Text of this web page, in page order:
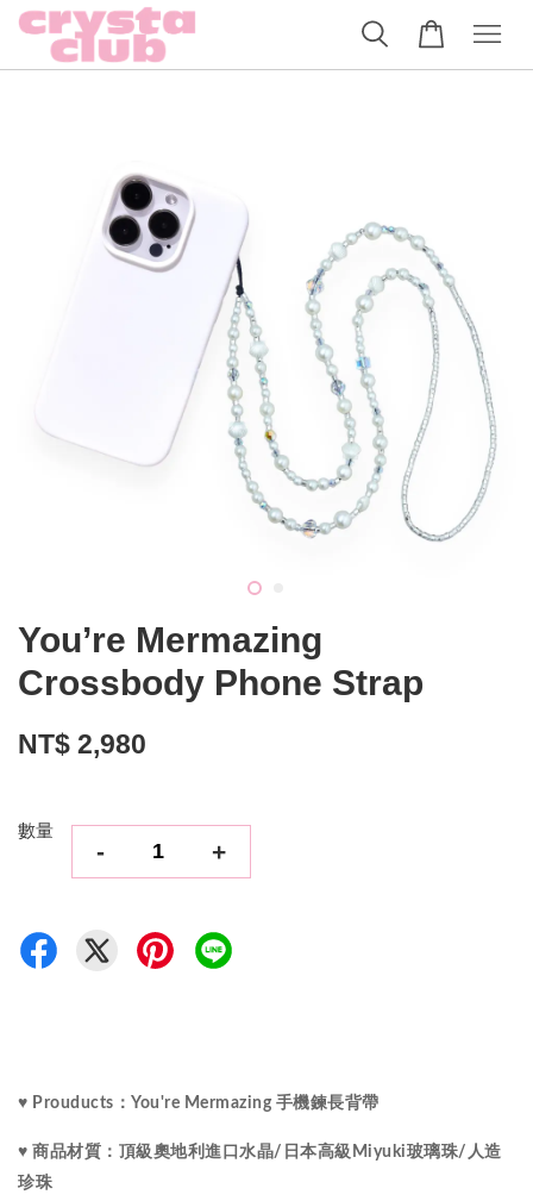
You’re Mermazing
Crossbody Phone Strap
NT$ 2,980
數量
- +
♥ Prouducts：You're Mermazing 手機鍊長背帶
♥ 商品材質： 頂級奧地利進口 水晶/ 日本高級Miyuki玻璃珠/人造
珍珠